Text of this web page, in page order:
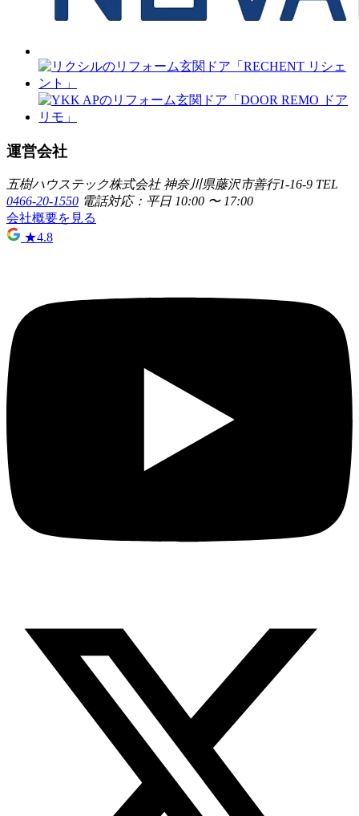
運営会社
五樹ハウステック株式会社神奈川県藤沢市善行1-16-9 TEL
0466-20-1550 電話対応：平日 10:00 〜 17:00
会社概要を見る
★4.8